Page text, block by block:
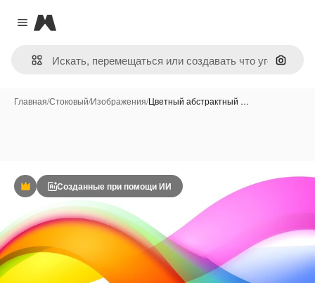
Close menu
Magnific
Поиск
Главная/Стоковый/Изображения/Цветный абстрактный …
ПремиумСозданные при помощи ИИ